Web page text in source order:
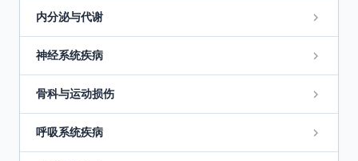
内分泌与代谢
神经系统疾病
骨科与运动损伤
呼吸系统疾病